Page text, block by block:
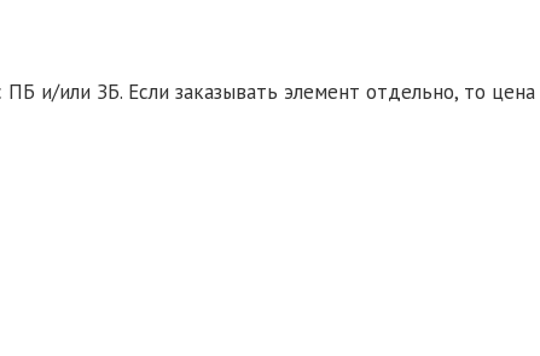
и/или ЗБ. Если заказывать элемент отдельно, то цена